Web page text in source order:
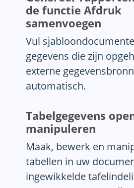
de functie Afdruk
samenvoegen
Vul
gegevens die zijn
externe
automatisch.
Tabelgegevens
manipuleren
Maak, bewerk en
tabellen in uw
ingewikkelde